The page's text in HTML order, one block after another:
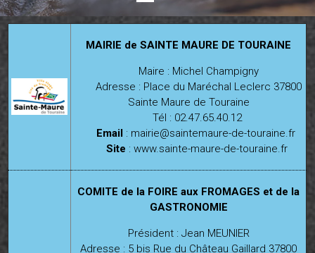
MAIRIE de SAINTE MAURE DE TOURAINE
Maire : Michel Champigny
Adresse : Place du Maréchal Leclerc 37800
Sainte Maure de Touraine
Tél : 02.47.65.40.12
Email: mairie@saintemaure-de-touraine.fr
Site :www.sainte-maure-de-touraine.fr
COMITE de la FOIRE aux FROMAGES et de la
GASTRONOMIE
Président : Jean MEUNIER
Adresse : 5 bis Rue du Château Gaillard 37800